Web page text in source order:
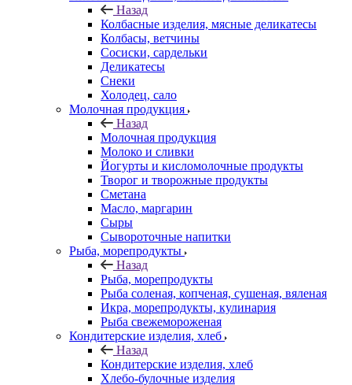
Назад
Колбасные изделия, мясные деликатесы
Колбасы, ветчины
Сосиски, сардельки
Деликатесы
Снеки
Холодец, сало
Молочная продукция
Назад
Молочная продукция
Молоко и сливки
Йогурты и кисломолочные продукты
Творог и творожные продукты
Сметана
Масло, маргарин
Сыры
Сывороточные напитки
Рыба, морепродукты
Назад
Рыба, морепродукты
Рыба соленая, копченая, сушеная, вяленая
Икра, морепродукты, кулинария
Рыба свежемороженая
Кондитерские изделия, хлеб
Назад
Кондитерские изделия, хлеб
Хлебо-булочные изделия